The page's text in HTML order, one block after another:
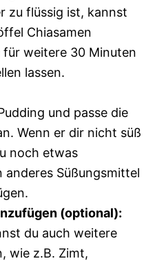
zu flüssig ist, kannst
Chiasamen
weitere 30 Minuten
lassen.
und passe die
Wenn er dir nicht süß
noch etwas
anderes Süßungsmittel
(optional):
du auch weitere
wie z.B. Zimt,